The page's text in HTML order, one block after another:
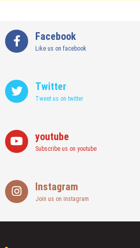
Facebook
Like us on facebook
Twitter
Tweet us on twitter
youtube
Subscribe us on youtube
Instagram
Join us on instagram